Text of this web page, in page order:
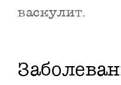
васкулит.